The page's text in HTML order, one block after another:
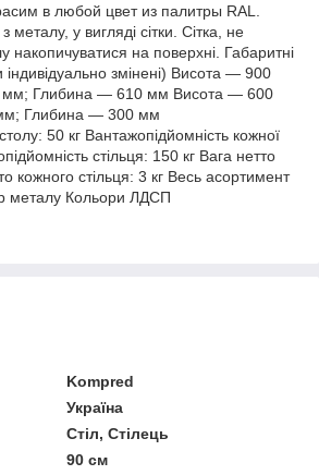
в любой цвет из палитры RAL.
металу, у вигляді сітки. Сітка, не
накопичуватися на поверхні. Габаритні
індивідуально змінені) Висота — 900
Глибина — 610 мм Висота — 600
Глибина — 300 мм
50 кг Вантажопідйомність кожної
стільця: 150 кг Вага нетто
кожного стільця: 3 кг Весь асортимент
металу Кольори ЛДСП
Kompred
Україна
Стіл, Стілець
90 см